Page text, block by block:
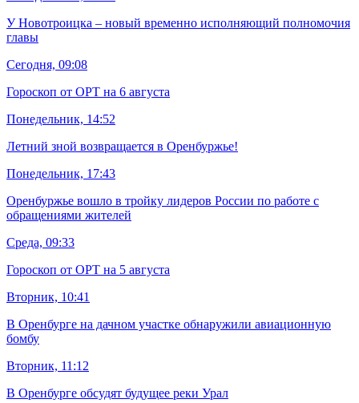
У Новотроицка – новый временно исполняющий полномочия
главы
Сегодня, 09:08
Гороскоп от ОРТ на 6 августа
Понедельник, 14:52
Летний зной возвращается в Оренбуржье!
Понедельник, 17:43
Оренбуржье вошло в тройку лидеров России по работе с
обращениями жителей
Среда, 09:33
Гороскоп от ОРТ на 5 августа
Вторник, 10:41
В Оренбурге на дачном участке обнаружили авиационную
бомбу
Вторник, 11:12
В Оренбурге обсудят будущее реки Урал